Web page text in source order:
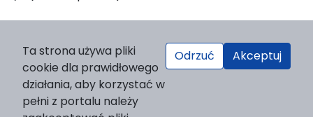
Wydawnictwo Naukowe UKSW, ul. Dewajtis 5, domek
nr 2, 01-815 Warszawa
Strona WWW Wydawnictwa
e-mail: wydawnictwo@uksw.edu.pl
Ta strona używa pliki
cookie dla prawidłowego
działania, aby korzystać w
pełni z portalu należy
Odrzuć Akceptuj